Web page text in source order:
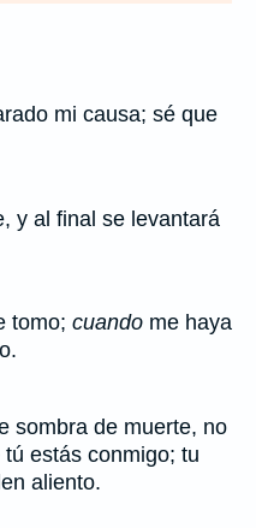
mi causa; sé que
y al final se levantará
tomo; cuando me haya
sombra de muerte, no
estás conmigo; tu
aliento.